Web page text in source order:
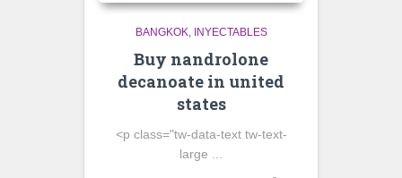
BANGKOK INYECTABLES
Buy nandrolone
decanoate in united
states
<p class="tw-data-text tw-text-
large ...